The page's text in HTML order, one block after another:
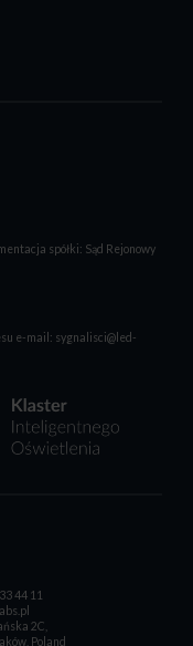
spółki: Sąd Rejonowy
e-mail: sygnalisci@led-
44 11
2C,
Poland